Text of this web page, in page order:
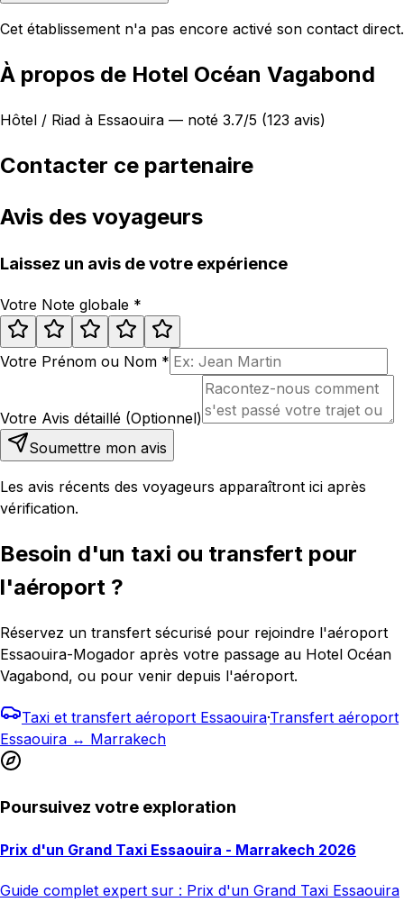
Cet établissement n'a pas encore activé son contact direct.
À propos de Hotel Océan Vagabond
Hôtel / Riad à Essaouira — noté 3.7/5 (123 avis)
Contacter ce partenaire
Avis des voyageurs
Laissez un avis de votre expérience
Votre Note globale *
Votre Prénom ou Nom *
Votre Avis détaillé (Optionnel)
Soumettre mon avis
Les avis récents des voyageurs apparaîtront ici après
vérification.
Besoin d'un taxi ou transfert pour
l'aéroport ?
Réservez un transfert sécurisé pour rejoindre l'aéroport
Essaouira-Mogador après votre passage au Hotel Océan
Vagabond, ou pour venir depuis l'aéroport.
Taxi et transfert aéroport Essaouira·Transfert aéroport
Essaouira ↔ Marrakech
Poursuivez votre exploration
Prix d'un Grand Taxi Essaouira - Marrakech 2026
Guide complet expert sur : Prix d'un Grand Taxi Essaouira